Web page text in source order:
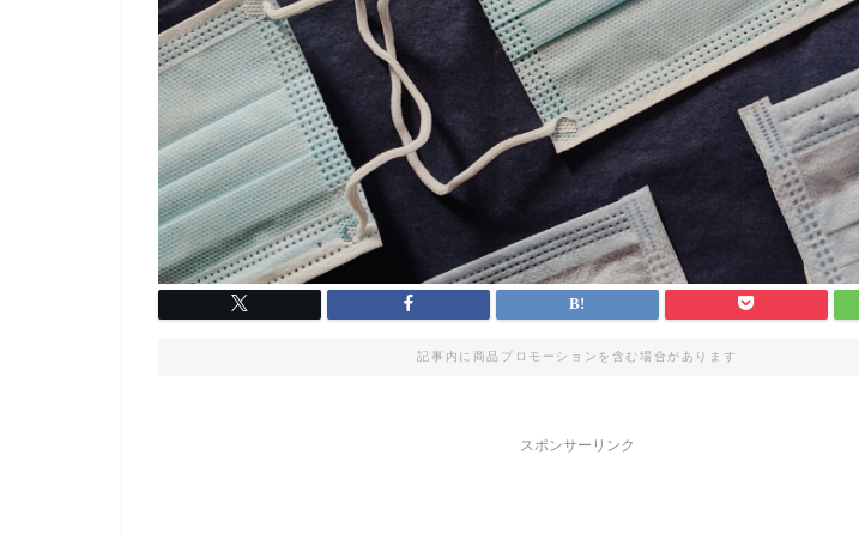
記事内に商品プロモーションを含む場合があります
スポンサーリンク